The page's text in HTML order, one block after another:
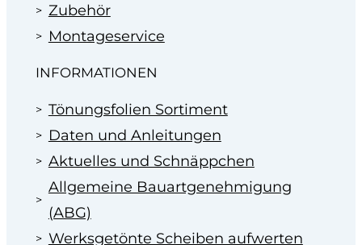
Zubehör
Montageservice
INFORMATIONEN
Tönungsfolien Sortiment
Daten und Anleitungen
Aktuelles und Schnäppchen
Allgemeine Bauartgenehmigung
(ABG)
Werksgetönte Scheiben aufwerten